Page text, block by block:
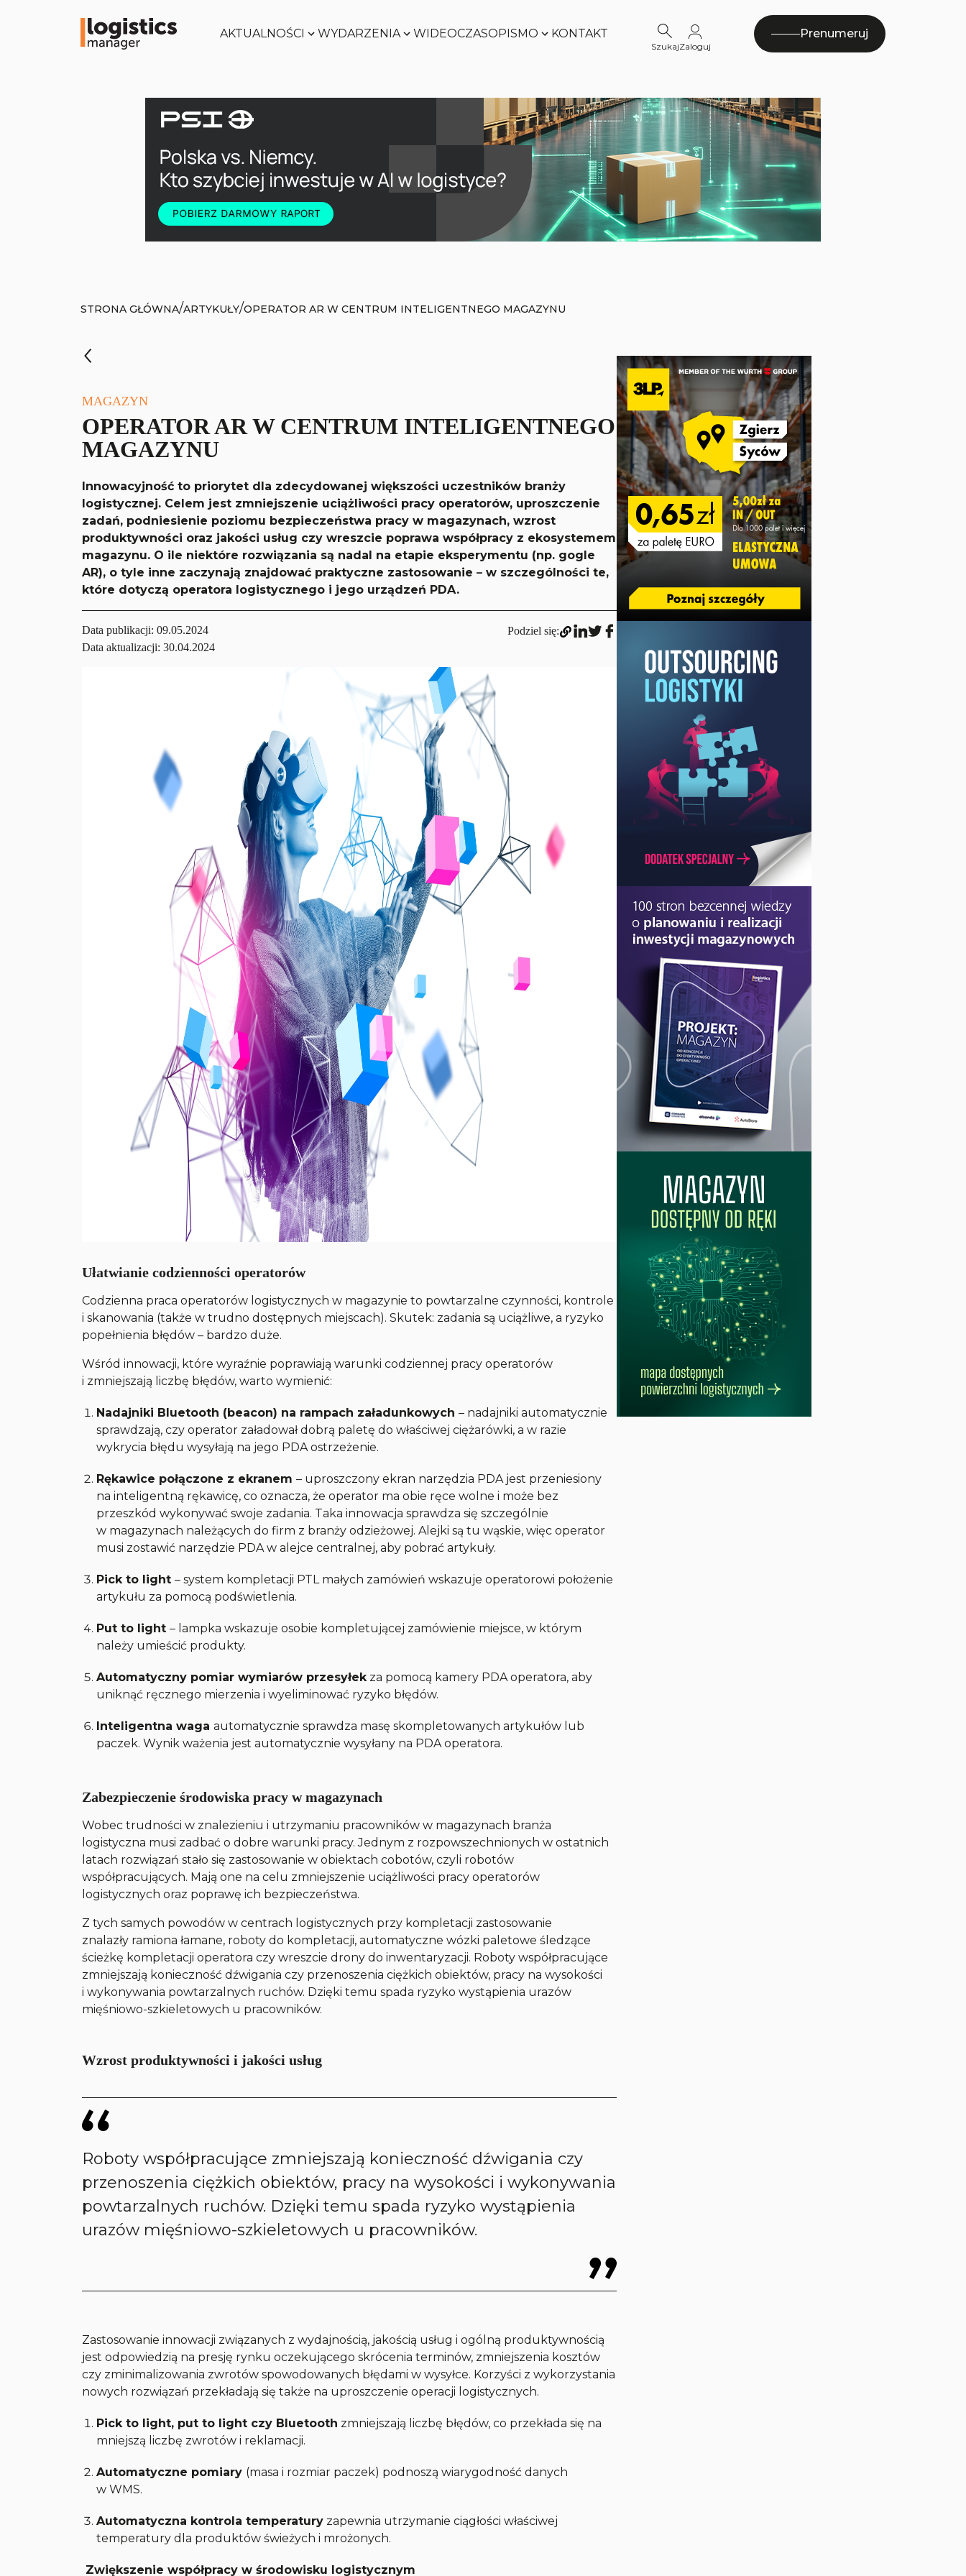
AKTUALNOŚCI WYDARZENIA
Zobacz
WIDEOCZASOPISMO
Zobacz
KONTAKT
SzukajZaloguj
Prenumeruj
Zobacz
STRONA GŁÓWNA/ARTYKUŁY/OPERATOR AR W CENTRUM INTELIGENTNEGO MAGAZYNU
MAGAZYN
OPERATOR AR W CENTRUM INTELIGENTNEGO
MAGAZYNU
Innowacyjność to priorytet dla zdecydowanej większości uczestników branży
logistycznej. Celem jest zmniejszenie uciążliwości pracy operatorów, uproszczenie
zadań, podniesienie poziomu bezpieczeństwa pracy w magazynach, wzrost
produktywności oraz jakości usług czy wreszcie poprawa współpracy z ekosystemem
magazynu. O ile niektóre rozwiązania są nadal na etapie eksperymentu (np. gogle
AR), o tyle inne zaczynają znajdować praktyczne zastosowanie– w szczególności te,
które dotyczą operatora logistycznego i jego urządzeń PDA.
Data publikacji:09.05.2024
Data aktualizacji: 30.04.2024
Podziel się:
Ułatwianie codzienności operatorów
Codzienna praca operatorów logistycznych w magazynie to powtarzalne czynności, kontrole
i skanowania (także w trudno dostępnych miejscach). Skutek: zadania są uciążliwe, a ryzyko
popełnienia błędów – bardzo duże.
Wśród innowacji, które wyraźnie poprawiają warunki codziennej pracy operatorów
i zmniejszają liczbę błędów, warto wymienić:
Nadajniki Bluetooth (beacon) na rampach załadunkowych– nadajniki automatycznie
sprawdzają, czy operator załadował dobrą paletę do właściwej ciężarówki, a w razie
wykrycia błędu wysyłają na jego PDA ostrzeżenie.
Rękawice połączone z ekranem– uproszczony ekran narzędzia PDA jest przeniesiony
na inteligentną rękawicę, co oznacza, że operator ma obie ręce wolne i może bez
przeszkód wykonywać swoje zadania. Taka innowacja sprawdza się szczególnie
w magazynach należących do firm z branży odzieżowej. Alejki są tu wąskie, więc operator
musi zostawić narzędzie PDA w alejce centralnej, aby pobrać artykuły.
Pick to light– system kompletacji PTL małych zamówień wskazuje operatorowi położenie
artykułu za pomocą podświetlenia.
Put to light– lampka wskazuje osobie kompletującej zamówienie miejsce, w którym
należy umieścić produkty.
Automatyczny pomiar wymiarów przesyłekza pomocą kamery PDA operatora, aby
uniknąć ręcznego mierzenia i wyeliminować ryzyko błędów.
Inteligentna wagaautomatycznie sprawdza masę skompletowanych artykułów lub
paczek. Wynik ważenia jest automatycznie wysyłany na PDA operatora.
Zabezpieczenie środowiska pracy w magazynach
Wobec trudności w znalezieniu i utrzymaniu pracowników w magazynach branża
logistyczna musi zadbać o dobre warunki pracy. Jednym z rozpowszechnionych w ostatnich
latach rozwiązań stało się zastosowanie w obiektach cobotów, czyli robotów
współpracujących. Mają one na celu zmniejszenie uciążliwości pracy operatorów
logistycznych oraz poprawę ich bezpieczeństwa.
Z tych samych powodów w centrach logistycznych przy kompletacji zastosowanie
znalazły ramiona łamane, roboty do kompletacji, automatyczne wózki paletowe śledzące
ścieżkę kompletacji operatora czy wreszcie drony do inwentaryzacji. Roboty współpracujące
zmniejszają konieczność dźwigania czy przenoszenia ciężkich obiektów, pracy na wysokości
i wykonywania powtarzalnych ruchów. Dzięki temu spada ryzyko wystąpienia urazów
mięśniowo-szkieletowych u pracowników.
Wzrost produktywności i jakości usług
Roboty współpracujące zmniejszają konieczność dźwigania czy
przenoszenia ciężkich obiektów, pracy na wysokości i wykonywania
powtarzalnych ruchów. Dzięki temu spada ryzyko wystąpienia
urazów mięśniowo-szkieletowych u pracowników.
Zastosowanie innowacji związanych z wydajnością, jakością usług i ogólną produktywnością
jest odpowiedzią na presję rynku oczekującego skrócenia terminów, zmniejszenia kosztów
czy zminimalizowania zwrotów spowodowanych błędami w wysyłce. Korzyści z wykorzystania
nowych rozwiązań przekładają się także na uproszczenie operacji logistycznych.
Pick to light, put to light czy Bluetooth zmniejszają liczbę błędów, co przekłada się na
mniejszą liczbę zwrotów i reklamacji.
Automatyczne pomiary (masa i rozmiar paczek) podnoszą wiarygodność danych
w WMS.
Automatyczna kontrola temperatury zapewnia utrzymanie ciągłości właściwej
temperatury dla produktów świeżych i mrożonych.
Zwiększenie współpracy w środowisku logistycznym